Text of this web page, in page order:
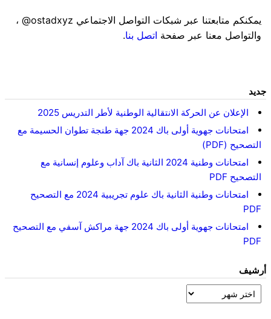
يمكنكم متابعتنا عبر شبكات التواصل الاجتماعي ostadxyz@ ،
والتواصل معنا عبر صفحة اتصل بنا.
جديد
الإعلان عن الحركة الانتقالية الوطنية لأطر التدريس 2025
امتحانات جهوية أولى باك 2024 جهة طنجة تطوان الحسيمة مع
التصحيح (PDF)
امتحانات وطنية 2024 الثانية باك آداب وعلوم إنسانية مع
التصحيح PDF
امتحانات وطنية الثانية باك علوم تجريبية 2024 مع التصحيح
PDF
امتحانات جهوية أولى باك 2024 جهة مراكش آسفي مع التصحيح
PDF
أرشيف